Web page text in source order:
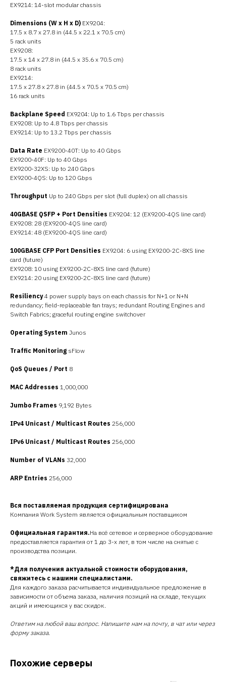
EX9214: 14-slot modular chassis
Dimensions (W x H x D) EX9204:
17.5 x 8.7 x 27.8 in (44.5 x 22.1 x 70.5 cm)
5 rack units
EX9208:
17.5 x 14 x 27.8 in (44.5 x 35.6 x 70.5 cm)
8 rack units
EX9214:
17.5 x 27.8 x 27.8 in (44.5 x 70.5 x 70.5 cm)
16 rack units
Backplane Speed EX9204: Up to 1.6 Tbps per chassis
EX9208: Up to 4.8 Tbps per chassis
EX9214: Up to 13.2 Tbps per chassis
Data Rate EX9200-40T: Up to 40 Gbps
EX9200-40F: Up to 40 Gbps
EX9200-32XS: Up to 240 Gbps
EX9200-4QS: Up to 120 Gbps
Throughput Up to 240 Gbps per slot (full duplex) on all chassis
40GBASE QSFP + Port Densities EX9204: 12 (EX9200-4QS line card)
EX9208: 28 (EX9200-4QS line card)
EX9214: 48 (EX9200-4QS line card)
100GBASE CFP Port Densities EX9204: 6 using EX9200-2C-8XS line
card (future)
EX9208: 10 using EX9200-2C-8XS line card (future)
EX9214: 20 using EX9200-2C-8XS line card (future)
Resiliency4 power supply bays on each chassis for N+1 or N+N
redundancy; field-replaceable fan trays; redundant Routing Engines and
Switch Fabrics; graceful routing engine switchover
Operating System Junos
Traffic Monitoring sFlow
QoS Queues / Port 8
MAC Addresses 1,000,000
Jumbo Frames 9,192 Bytes
IPv4 Unicast / Multicast Routes 256,000
IPv6 Unicast / Multicast Routes 256,000
Number of VLANs 32,000
ARP Entries 256,000
Вся поставляемая продукция сертифицирована
Компания Work System является официальным поставщиком
Официальная гарантия.На всё сетевое и серверное оборудование
предоставляется гарантия от 1 до 3-х лет, в том числе на снятые с
производства позиции.
*Для получения актуальной стоимости оборудования,
свяжитесь с нашими специалистами.
Для каждого заказа расчитывается индивидуальное предложение в
зависимости от объема заказа, наличия позиций на складе, текущих
акций и имеющихся у вас скидок.
Ответим на любой ваш вопрос. Напишите нам на почту, в чат или через
форму заказа.
Похожие серверы